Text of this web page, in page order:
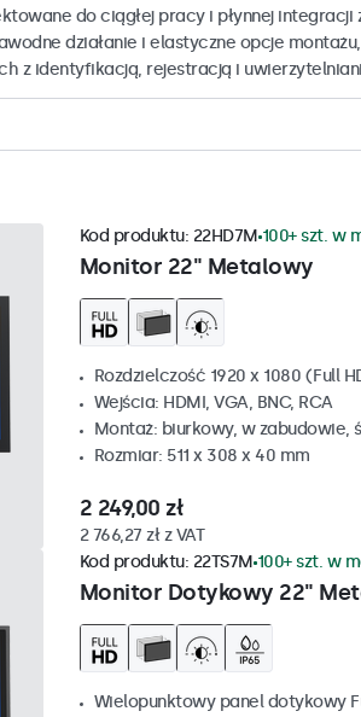
do ciągłej pracy i płynnej integracji
działanie i elastyczne opcje
z identyfikacją, rejestracją i
Monitor 22" Metalowy
Kod produktu: 22HD7M 100+ szt. w
Rozdzielczość 1920 x 1080 (Full
Wejścia: HDMI, VGA, BNC, RCA
Montaż: biurkowy, w zabudowie,
Rozmiar: 511 x 308 x 40 mm
2 249,00 zł
2 766,27 zł z VAT
Monitor Dotykowy 22"
Kod produktu: 22TS7M 100+ szt. w
Wielopunktowy panel dotykowy